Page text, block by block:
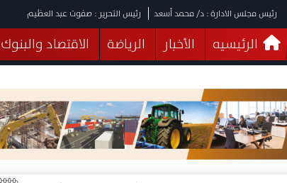
رئيس مجلس الادارة : د/ محمد أسعد رئيس التحرير : صفوت عبد العظيم
الرئيسيه الأخبار الرياضة الاقتصاد والبنوك
فيديوهات
البرلمان صحة الثقافة خدمات